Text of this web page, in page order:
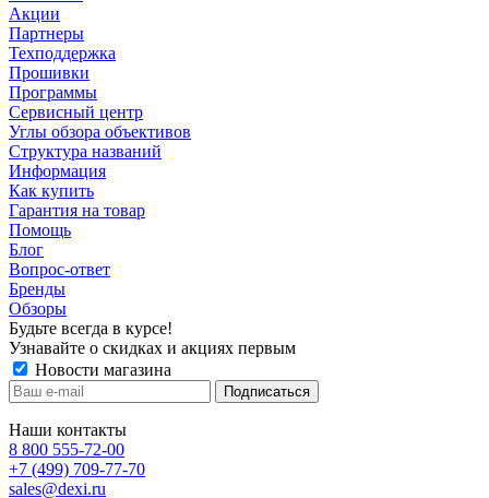
Акции
Партнеры
Техподдержка
Прошивки
Программы
Сервисный центр
Углы обзора объективов
Структура названий
Информация
Как купить
Гарантия на товар
Помощь
Блог
Вопрос-ответ
Бренды
Обзоры
Будьте всегда в курсе!
Узнавайте о скидках и акциях первым
Новости магазина
Наши контакты
8 800 555-72-00
+7 (499) 709-77-70
sales@dexi.ru